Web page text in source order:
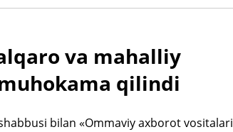
va mahalliy
qilindi
bilan «Ommaviy axborot vositalari